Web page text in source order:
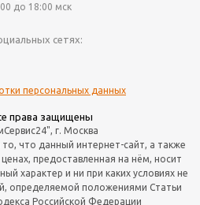
до 18:00 мск
сетях:
персональных данных
права защищены
г. Москва
что данный интернет-сайт, а также
предоставленная на нём, носит
характер и ни при каких условиях не
определяемой положениями Статьи
Российской Федерации